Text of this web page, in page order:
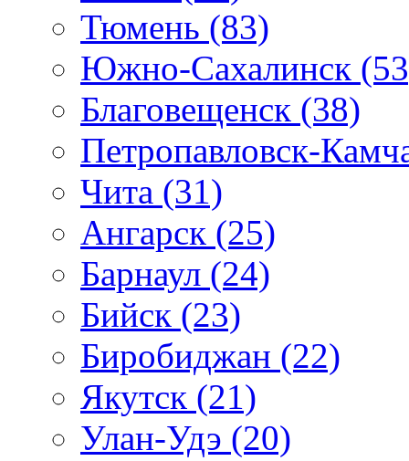
Тюмень (83)
Южно-Сахалинск
Благовещенск (38)
Петропавловск-
Чита (31)
Ангарск (25)
Барнаул (24)
Бийск (23)
Биробиджан (22)
Якутск (21)
Улан-Удэ (20)